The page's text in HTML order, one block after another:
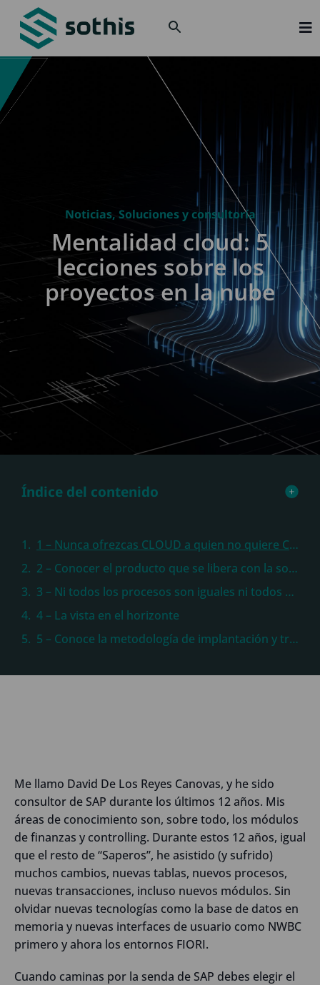
Noticias, Soluciones y consultoría
Mentalidad cloud: 5
lecciones sobre los
proyectos en la nube
Índice del contenido
1 – Nunca ofrezcas CLOUD a quien no quiere CLOUD
2 – Conocer el producto que se libera con la solución cloud es esencial
3 – Ni todos los procesos son iguales ni todos aportan igual
4 – La vista en el horizonte
5 – Conoce la metodología de implantación y trabaja codo a codo con SAP
Me llamo David De Los Reyes Canovas, y he sido
consultor de SAP durante los últimos 12 años. Mis
áreas de conocimiento son, sobre todo, los módulos
de finanzas y controlling. Durante estos 12 años, igual
que el resto de “Saperos”, he asistido (y sufrido)
muchos cambios, nuevas tablas, nuevos procesos,
nuevas transacciones, incluso nuevos módulos. Sin
olvidar nuevas tecnologías como la base de datos en
memoria y nuevas interfaces de usuario como NWBC
primero y ahora los entornos FIORI.
Cuando caminas por la senda de SAP debes elegir el